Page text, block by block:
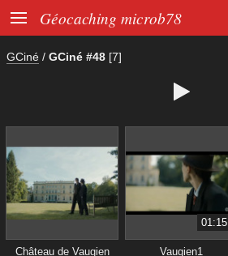
 Géocaching microb78
GCiné / GCiné #48 [7]

Château de Vaugien
01:15
Vaugien1